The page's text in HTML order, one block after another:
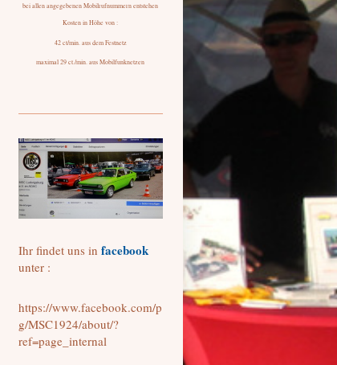
bei allen angegebenen Mobilrufnummern entstehen
Kosten in Höhe von :
42 ct/min. aus dem Festnetz
maximal 29 ct./min. aus Mobilfunknetzen
Ihr findet uns in facebook
unter :
https://www.facebook.com/p
g/MSC1924/about/?
ref=page_internal